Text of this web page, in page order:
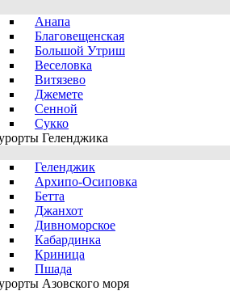
Анапа
Благовещенская
Большой Утриш
Веселовка
Витязево
Джемете
Сенной
Сукко
Геленджика
Геленджик
Архипо-Осиповка
Бетта
Джанхот
Дивноморское
Кабардинка
Криница
Пшада
Азовского моря